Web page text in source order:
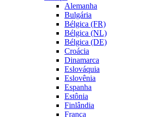
Alemanha
Bulgária
Bélgica (FR)
Bélgica (NL)
Bélgica (DE)
Croácia
Dinamarca
Eslováquia
Eslovênia
Espanha
Estônia
Finlândia
França